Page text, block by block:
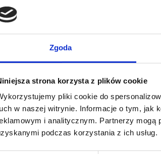
Zgoda
strona korzysta z plików cookie
pliki cookie do
w naszej witrynie. Informacje o tym, jak
i analitycznym. Partnerzy mogą
podczas korzystania z ich usług.